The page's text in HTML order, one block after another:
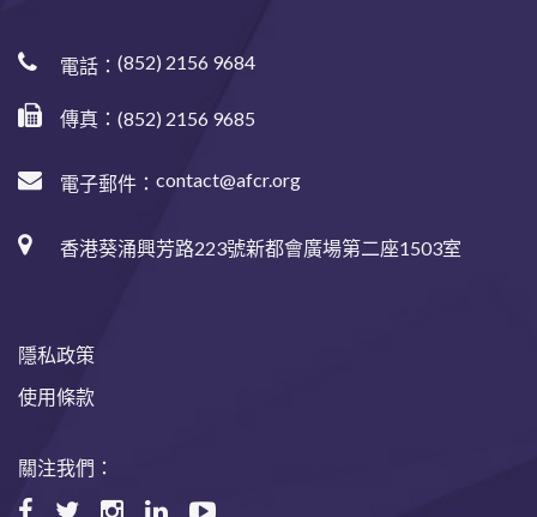
電話： (852) 2156 9684
傳真：(852) 2156 9685
電子郵件： contact@afcr.org
香港葵涌興芳路223號新都會廣場第二座1503室
隱私政策
使用條款
關注我們：